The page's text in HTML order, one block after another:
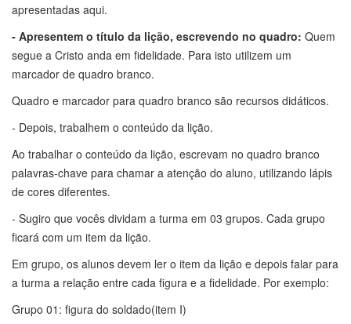
apresentadas aqui.
- Apresentem o título da lição, escrevendo no quadro: Quem
segue a Cristo anda em fidelidade. Para isto utilizem um
marcador de quadro branco.
Quadro e marcador para quadro branco são recursos didáticos.
- Depois, trabalhem o conteúdo da lição.
Ao trabalhar o conteúdo da lição, escrevam no quadro branco
palavras-chave para chamar a atenção do aluno, utilizando lápis
de cores diferentes.
- Sugiro que vocês dividam a turma em 03 grupos. Cada grupo
ficará com um item da lição.
Em grupo, os alunos devem ler o item da lição e depois falar para
a turma a relação entre cada figura e a fidelidade. Por exemplo:
Grupo 01: figura do soldado(item I)